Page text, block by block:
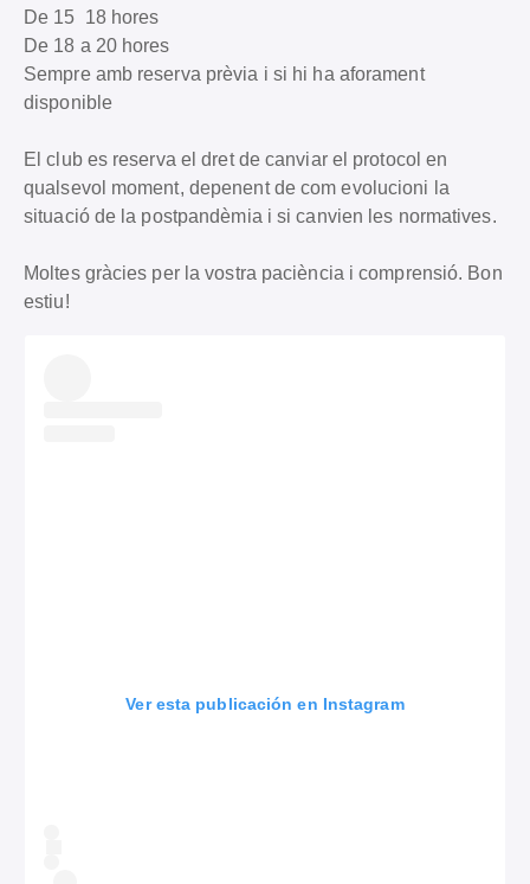
De 15 18 hores
De 18 a 20 hores
Sempre amb reserva prèvia i si hi ha aforament
disponible
El club es reserva el dret de canviar el protocol en
qualsevol moment, depenent de com evolucioni la
situació de la postpandèmia i si canvien les normatives.
Moltes gràcies per la vostra paciència i comprensió. Bon
estiu!
Ver esta publicación en Instagram